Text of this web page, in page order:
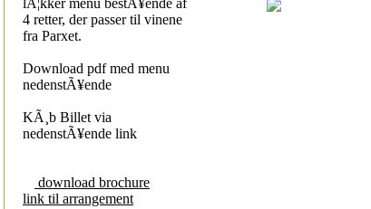
lÃ¦kker menu bestÃ¥ende af
4 retter, der passer til vinene
fra Parxet.
Download pdf med menu
nedenstÃ¥ende
KÃ¸b Billet via
nedenstÃ¥ende link
download brochure
link til arrangement